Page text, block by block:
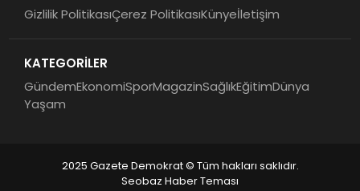
Gizlilik PolitikasıÇerez PolitikasıKünyeİletişim
KATEGORİLER
GündemEkonomiSporMagazinSağlıkEğitimDünya
Yaşam
2025 Gazete Demokrat © Tüm hakları saklıdır.
Seobaz Haber Teması